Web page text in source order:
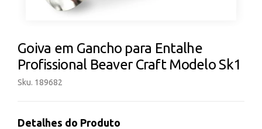
Goiva em Gancho para Entalhe
Profissional Beaver Craft Modelo Sk1
Sku. 189682
Detalhes do Produto